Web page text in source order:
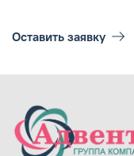
Оставить заявку